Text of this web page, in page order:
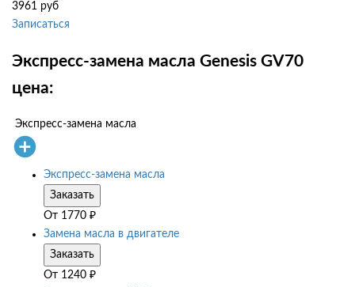
3961 руб
Записаться
Экспресс-замена масла Genesis GV70
цена:
Экспресс-замена масла
Экспресс-замена масла
Заказать
От 1770 ₽
Замена масла в двигателе
Заказать
От 1240 ₽